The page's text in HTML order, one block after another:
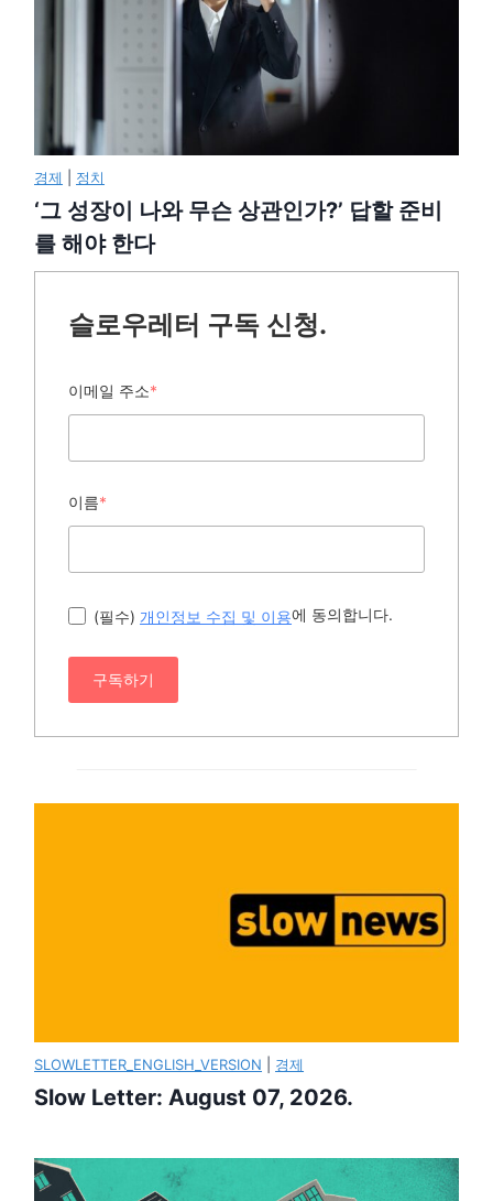
경제 정치
‘그 성장이 나와 무슨 상관인가?’ 답할 준비
를 해야 한다
슬로우레터 구독 신청.
이메일 주소*
이름*
(필수) 개인정보 수집 및 이용에 동의합니다.
구독하기
SLOWLETTER_ENGLISH_VERSION 경제
Slow Letter: August 07, 2026.